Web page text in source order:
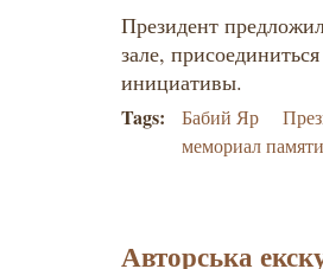
Президент
зале,
инициативы.
Tags: Бабий Яр
мемориал
Авторська